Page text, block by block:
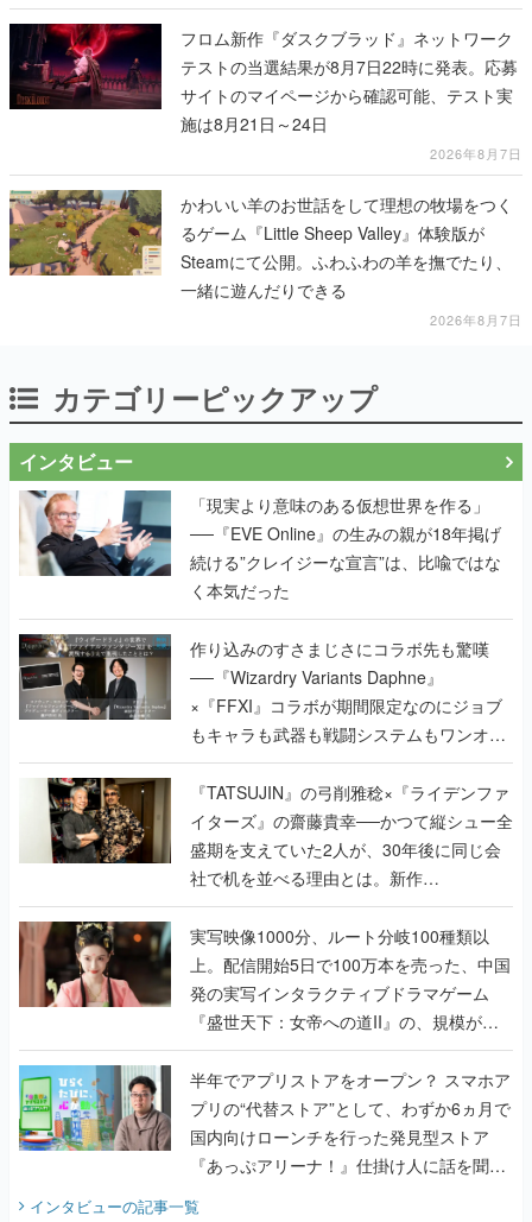
フロム新作『ダスクブラッド』ネットワーク
テストの当選結果が8月7日22時に発表。応募
サイトのマイページから確認可能、テスト実
施は8月21日～24日
2026年8月7日
かわいい羊のお世話をして理想の牧場をつく
るゲーム『Little Sheep Valley』体験版が
Steamにて公開。ふわふわの羊を撫でたり、
一緒に遊んだりできる
2026年8月7日
カテゴリーピックアップ
インタビュー
「現実より意味のある仮想世界を作る」
──『EVE Online』の生みの親が18年掲げ
続ける”クレイジーな宣言”は、比喩ではな
く本気だった
作り込みのすさまじさにコラボ先も驚嘆
──『Wizardry Variants Daphne』
×『FFXI』コラボが期間限定なのにジョブ
もキャラも武器も戦闘システムもワンオフ
で作り込まれた理由を両ディレクターに聞
く
『TATSUJIN』の弓削雅稔×『ライデンファ
イターズ』の齋藤貴幸──かつて縦シュー全
盛期を支えていた2人が、30年後に同じ会
社で机を並べる理由とは。新作
『TATSUJIN EXTREME』で初タッグを組
んだレジェンド2人に訊く開発秘話
実写映像1000分、ルート分岐100種類以
上。配信開始5日で100万本を売った、中国
発の実写インタラクティブドラマゲーム
『盛世天下：女帝への道II』の、規模が違
うこだわりをプロデューサーに聞いた
半年でアプリストアをオープン？ スマホア
プリの“代替ストア”として、わずか6ヵ月で
国内向けローンチを行った発見型ストア
『あっぷアリーナ！』仕掛け人に話を聞い
てみた
インタビューの記事一覧